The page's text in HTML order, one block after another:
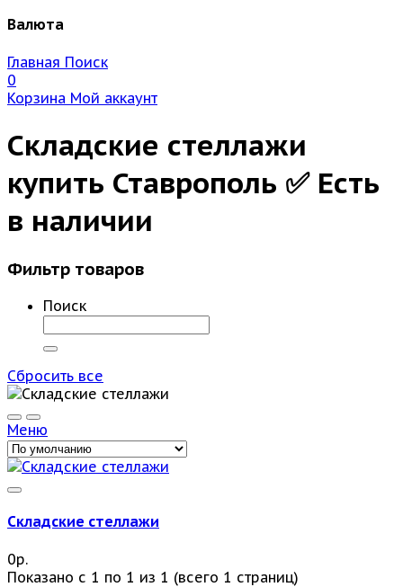
Валюта
Главная Поиск
0
Корзина Мой аккаунт
Складские стеллажи
купить Ставрополь ✅ Есть
в наличии
Фильтр товаров
Поиск
Сбросить все
Меню
Складские стеллажи
0р.
Показано с 1 по 1 из 1 (всего 1 страниц)